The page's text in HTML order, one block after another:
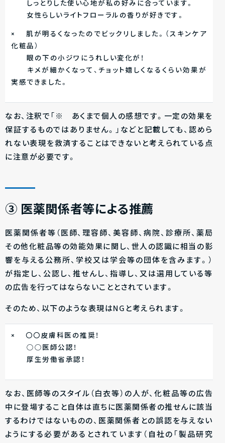
しっとりした使い心地が私の好みに合っています。
女性らしいライトフローラルの香りが好きです。
× 肌が明るくなったのでビックリしました。（スキンケア
化粧品）
眼の下の小ジワにうれしい変化が！
キメが細かくなって、チョット嬉しくなるくらい効果が
実感できました。
なお、注釈で「※ あくまで個人の感想です。一定の効果を
保証するものではありません。」などと記載しても、認めら
れない表現を救済することはできないと考えられている点
に注意が必要です。
③ 医薬関係者等による推薦
医薬関係者等（医師、理容師、美容師、病院、診療所、薬局
その他化粧品等の効能効果に関し、世人の認識に相当の影
響を与える公務所、学校又は学会等の団体を含みます。）
が指定し、公認し、推せんし、指導し、又は選用している等
の広告を行ってはならないこととされています。
そのため、以下のような表現はNGと考えられます。
× 〇〇皮膚科医の推奨！
○○医師公認！
厚生労働省承認！
なお、医師等のスタイル（白衣等）の人が、化粧品等の広告
中に登場すること自体は直ちに医薬関係者の推せんに該当
するわけではないものの、医薬関係者との誤認を与えない
ようにする必要があるとされています（自社の「製品研究